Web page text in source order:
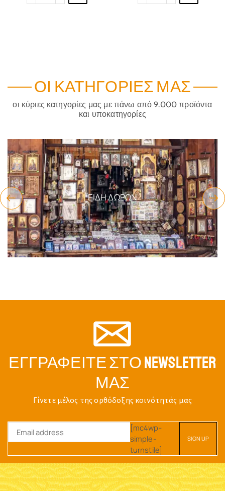
ΟΙ ΚΑΤΗΓΟΡΊΕΣ ΜΑΣ
οι κύριες κατηγορίες μας με πάνω από 9.000 προϊόντα
και υποκατηγορίες
ΕΊΔΗ ΔΏΡΩΝ
ΕΓΓΡΑΦΕΊΤΕ ΣΤΟ NEWSLETTER
ΜΑΣ
Γίνετε μέλος της ορθόδοξης κοινότητάς μας
[mc4wp-
simple-
turnstile]